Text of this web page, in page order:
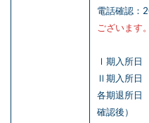
電話確認：
ございます。
Ⅰ期入所日
Ⅱ期入所日
各期退所日
確認後）